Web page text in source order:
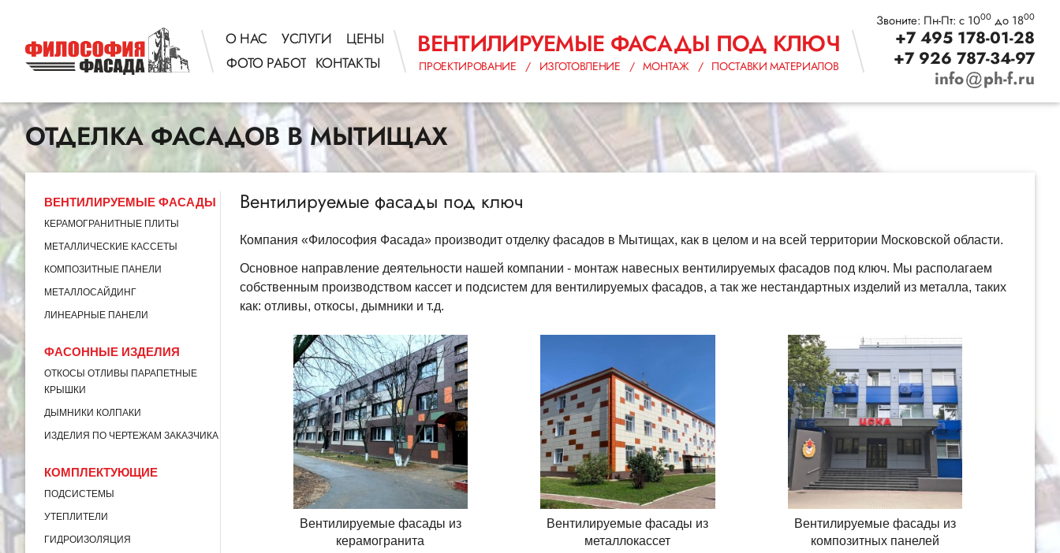
О НАС УСЛУГИ
ЦЕНЫ
ФОТО РАБОТ КОНТАКТЫ
ВЕНТИЛИРУЕМЫЕ ФАСАДЫ ПОД КЛЮЧ
ПРОЕКТИРОВАНИЕ / ИЗГОТОВЛЕНИЕ / МОНТАЖ / ПОСТАВКИ МАТЕРИАЛОВ
Звоните: Пн-Пт: с 1000до 1800
+7 495 178-01-28
+7 926 787-34-97
info
ph-f.ru
ОТДЕЛКА ФАСАДОВ В МЫТИЩАХ
ВЕНТИЛИРУЕМЫЕ ФАСАДЫ
КЕРАМОГРАНИТНЫЕ ПЛИТЫ
МЕТАЛЛИЧЕСКИЕ КАССЕТЫ
КОМПОЗИТНЫЕ ПАНЕЛИ
МЕТАЛЛОСАЙДИНГ
ЛИНЕАРНЫЕ ПАНЕЛИ
ФАСОННЫЕ ИЗДЕЛИЯ
ОТКОСЫ ОТЛИВЫ ПАРАПЕТНЫЕ
КРЫШКИ
ДЫМНИКИ КОЛПАКИ
ИЗДЕЛИЯ ПО ЧЕРТЕЖАМ ЗАКАЗЧИКА
КОМПЛЕКТУЮЩИЕ
ПОДСИСТЕМЫ
УТЕПЛИТЕЛИ
ГИДРОИЗОЛЯЦИЯ
Вентилируемые фасады под ключ
Компания «Философия Фасада» производит отделку фасадов в Мытищах, как в целом и на всей территории Московской области.
Основное направление деятельности нашей компании - монтаж навесных вентилируемых фасадов под ключ. Мы располагаем
собственным производством кассет и подсистем для вентилируемых фасадов, а так же нестандартных изделий из металла, таких
как: отливы, откосы, дымники и т.д.
Вентилируемые фасады из
керамогранита
Вентилируемые фасады из
металлокассет
Вентилируемые фасады из
композитных панелей